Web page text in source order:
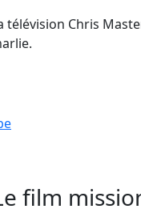
télévision Chris
film